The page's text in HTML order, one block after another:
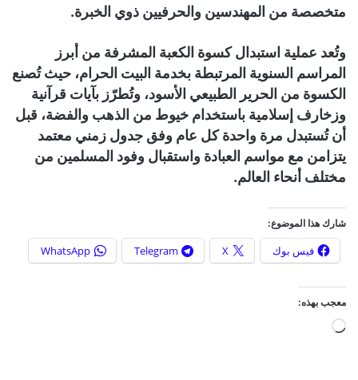
متخصصة من المهندسين والحرفيين ذوي الخبرة.
وتُعد عملية استبدال كسوة الكعبة المشرفة من أبرز
المراسم السنوية المرتبطة بخدمة البيت الحرام، حيث تُصنع
الكسوة من الحرير الطبيعي الأسود، وتُطرّز بآيات قرآنية
وزخارف إسلامية باستخدام خيوط من الذهب والفضة، قبل
أن تُستبدل مرة واحدة كل عام وفق جدول زمني معتمد
يتزامن مع مواسم العبادة واستقبال وفود المسلمين من
مختلف أنحاء العالم.
شارك هذا الموضوع:
فيس بوك X
Telegram
WhatsApp
معجب بهذه: